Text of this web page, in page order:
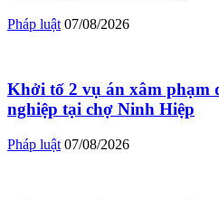
Pháp luật 07/08/2026
Khởi tố 2 vụ án xâm phạm
nghiệp tại chợ Ninh Hiệp
Pháp luật 07/08/2026